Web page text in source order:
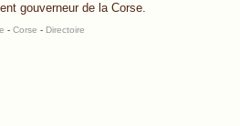
gouverneur de la Corse.
- Corse - Directoire